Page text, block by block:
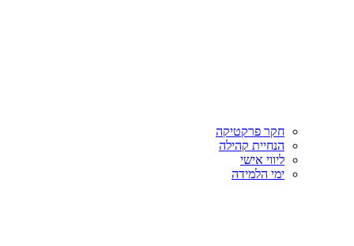
חקר פרקטיקה
הנחיית קהילה
ליווי אישי
ימי הלמידה